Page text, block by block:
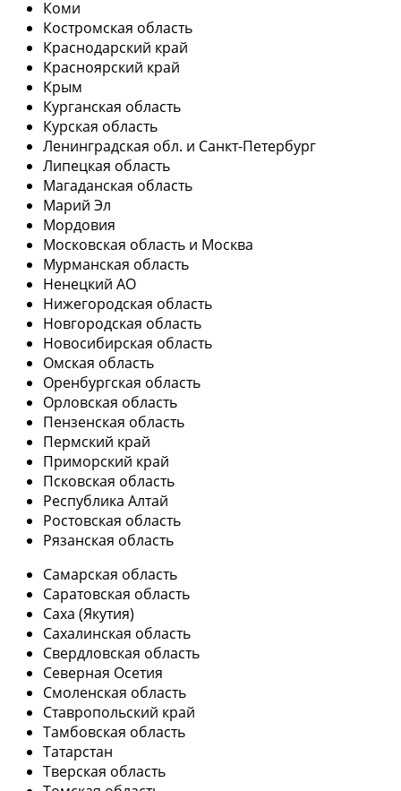
Коми
Костромская область
Краснодарский край
Красноярский край
Крым
Курганская область
Курская область
Ленинградская обл. и Санкт-Петербург
Липецкая область
Магаданская область
Марий Эл
Мордовия
Московская область и Москва
Мурманская область
Ненецкий АО
Нижегородская область
Новгородская область
Новосибирская область
Омская область
Оренбургская область
Орловская область
Пензенская область
Пермский край
Приморский край
Псковская область
Республика Алтай
Ростовская область
Рязанская область
Самарская область
Саратовская область
Саха (Якутия)
Сахалинская область
Свердловская область
Северная Осетия
Смоленская область
Ставропольский край
Тамбовская область
Татарстан
Тверская область